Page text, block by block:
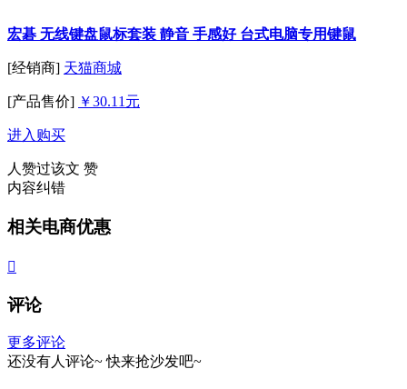
宏碁 无线键盘鼠标套装 静音 手感好 台式电脑专用键鼠
[经销商] 天猫商城
[产品售价] ￥30.11元
进入购买
人赞过该文 赞
内容纠错
相关电商优惠

评论
更多评论
还没有人评论~ 快来抢沙发吧~